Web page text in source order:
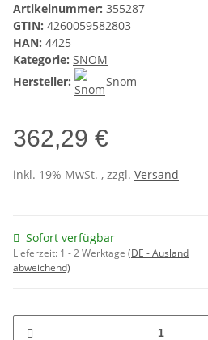
Artikelnummer: 355287
GTIN: 4260059582803
HAN: 4425
Kategorie: SNOM
Hersteller:
Snom
362,29 €
inkl. 19% MwSt. , zzgl. Versand
Sofort verfügbar
Lieferzeit: 1 - 2 Werktage (DE - Ausland
abweichend)